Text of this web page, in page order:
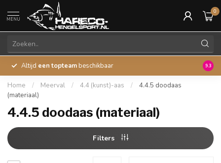
MENU
0
Altijd een topteam beschikbaar 45
9.3
Home / Meerval / 4.4 (kunst)-aas /
4.4.5 doodaas
(materiaal)
4.4.5 doodaas (materiaal)
Filters